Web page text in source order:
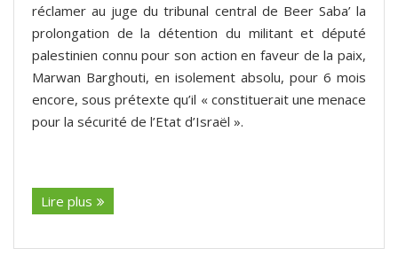
réclamer au juge du tribunal central de Beer Saba’ la
prolongation de la détention du militant et député
palestinien connu pour son action en faveur de la paix,
Marwan Barghouti, en isolement absolu, pour 6 mois
encore, sous prétexte qu’il « constituerait une menace
pour la sécurité de l’Etat d’Israël ».
Lire plus